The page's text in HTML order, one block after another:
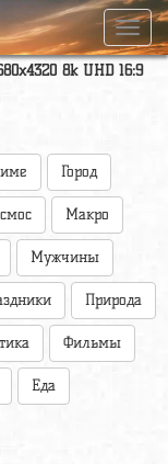
8k UHD 16:9
Город
Макро
Мужчины
Природа
Фильмы
Еда